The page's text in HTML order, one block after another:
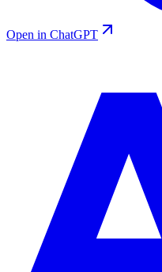
Open in ChatGPT